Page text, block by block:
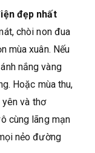
đẹp nhất
chòi non đua
mùa xuân. Nếu
nắng vàng
Hoặc mùa thu,
và thơ
cùng lãng mạn
nẻo đường